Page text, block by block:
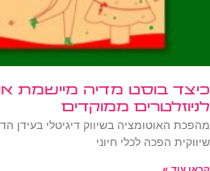
כיצד בוסט מדיה מיישמת
לניוזלטרים ממוקדים
מהפכת האוטומציה בשיווק דיגיטלי בעידן
שיווקית הפכה לכלי חיוני